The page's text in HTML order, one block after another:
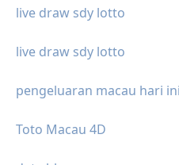
live draw sdy lotto
live draw sdy lotto
pengeluaran macau hari ini
Toto Macau 4D